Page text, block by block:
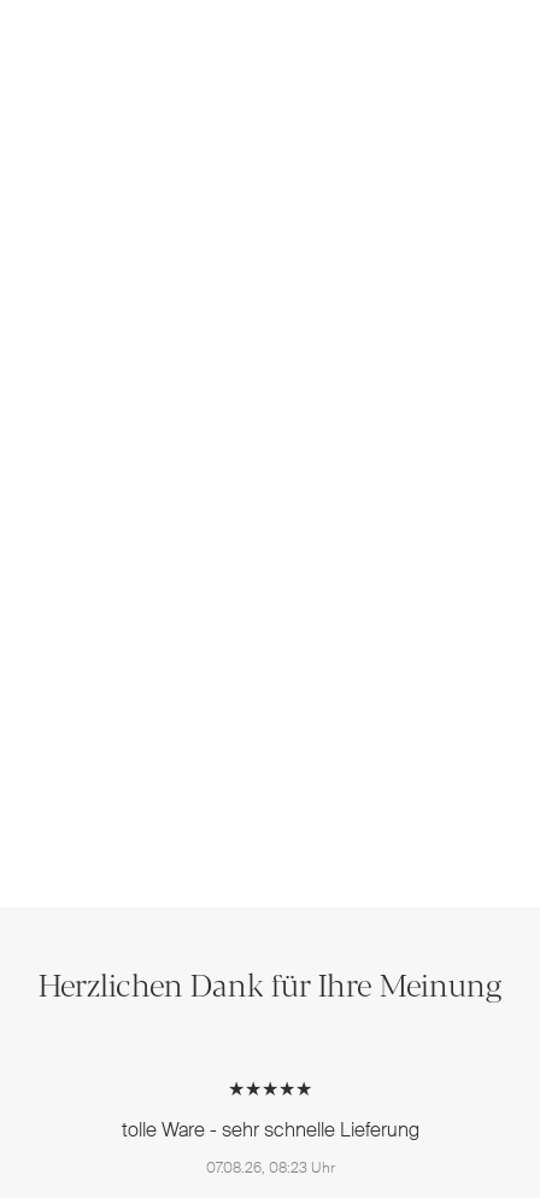
Herzlichen Dank für Ihre Meinung
★★★★★
tolle Ware - sehr schnelle Lieferung
07.08.26, 08:23 Uhr